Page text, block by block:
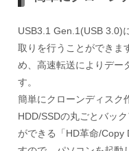
USB3.1 Gen.1(USB 3.0)
取りを行うことができま
め、高速転送によりデー
す。
簡単にクローンディスク
HDD/SSDの丸ごとバッ
ができる「HD革命/Copy